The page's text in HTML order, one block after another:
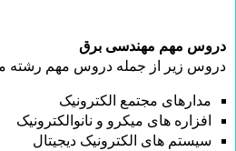
دروس مهم مهندسی برق
دروس زیر از جمله دروس مهم رشته
مدارهای مجتمع الکترونیک
افزاره های میکرو و نانوالکترونیک
سیستم های الکترونیک دیجیتال